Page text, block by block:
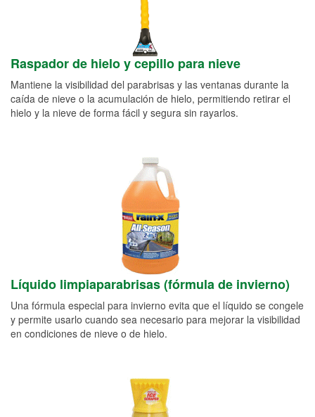
Raspador de hielo y cepillo para nieve
Mantiene la visibilidad del parabrisas y las ventanas durante la
caída de nieve o la acumulación de hielo, permitiendo retirar el
hielo y la nieve de forma fácil y segura sin rayarlos.
Líquido limpiaparabrisas (fórmula de invierno)
Una fórmula especial para invierno evita que el líquido se congele
y permite usarlo cuando sea necesario para mejorar la visibilidad
en condiciones de nieve o de hielo.